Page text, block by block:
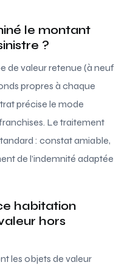
le montant
?
de valeur retenue (à neuf
propres à chaque
précise le mode
Le traitement
: constat amiable,
de l’indemnité adaptée
habitation
hors
les objets de valeur